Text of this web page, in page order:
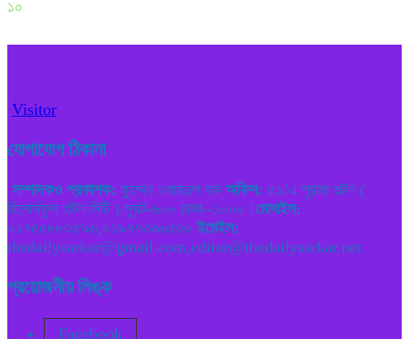
১০
Visitor
যোগাযোগ ঠিকানা
সম্পাদকও প্রকাশক: মুহম্মদ ওবায়দুল হক অফিস: ৫১/এ পুরানা পল্টন (
রিসোর্সফুল পল্টন সিটি ) স্যুট-৬০৮ ঢাকা--১০০০। মোবাইল:
০১৭৫৫৮৮৩৫৯৬,০১৯৭৭৩৬৬৫৬৬ ইমেইল:
thedailysarkar@gmail.com,editor@thedailysarkar.net.
প্রয়োজনীয় লিঙ্ক
Facebook